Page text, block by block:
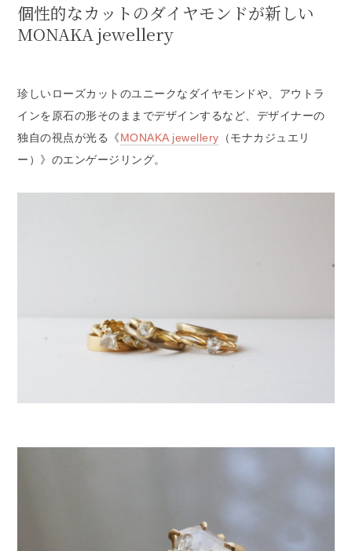
個性的なカットのダイヤモンドが新しい
MONAKA jewellery
珍しいローズカットのユニークなダイヤモンドや、アウトラ
インを原石の形そのままでデザインするなど、デザイナーの
独自の視点が光る《MONAKA jewellery （モナカジュエリ
ー）》のエンゲージリング。